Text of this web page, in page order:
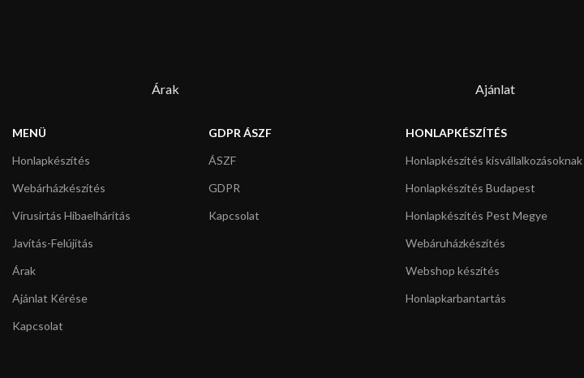
Árak Ajánlat
MENÜ
Honlapkészítés
Webárházkészítés
Vírusirtás Hibaelhárítás
Javítás-Felújítás
Árak
Ajánlat Kérése
Kapcsolat
GDPR ÁSZF
ÁSZF
GDPR
Kapcsolat
HONLAPKÉSZÍTÉS
Honlapkészítés kisvállalkozásoknak
Honlapkészítés Budapest
Honlapkészítés Pest Megye
Webáruházkészítés
Webshop készítés
Honlapkarbantartás